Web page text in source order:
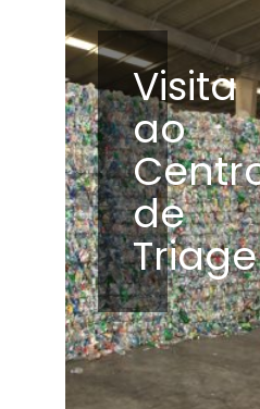
Visita
ao
de